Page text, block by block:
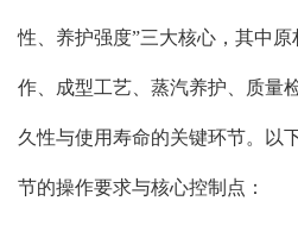
性、养护强度”三大核心，其中原
作、成型工艺、蒸汽养护、质量
久性与使用寿命的关键环节。以
节的操作要求与核心控制点：